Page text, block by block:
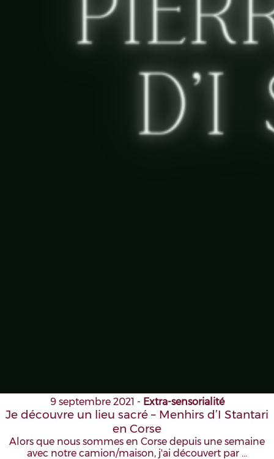
9 septembre 2021 - Extra-sensorialité
Je découvre un lieu sacré – Menhirs d’I Stantari
en Corse
Alors que nous sommes en Corse depuis une semaine
avec notre camion/maison, j'ai découvert par …